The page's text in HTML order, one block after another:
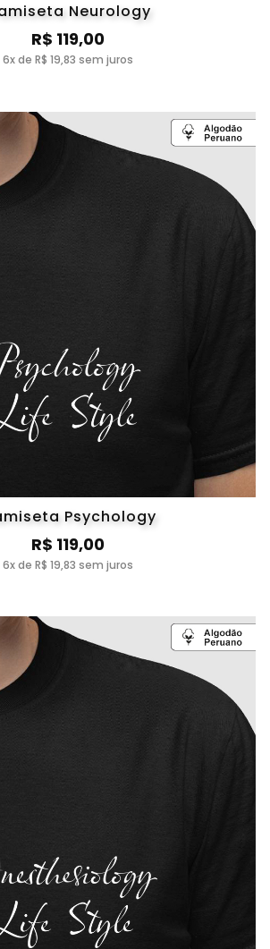
Neurology
R$ 119,00
6x de R$ 19,83 sem juros
Psychology
R$ 119,00
6x de R$ 19,83 sem juros